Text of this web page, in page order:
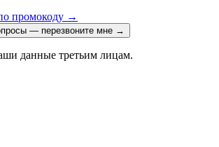
промокоду →
— перезвоните мне →
данные третьим лицам.